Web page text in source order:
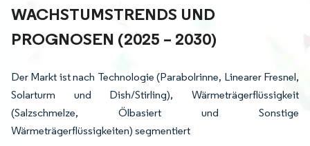
ACHSTUMSTRENDS UND P
ROGNOSEN (2025 – 2030)
Der Markt ist nach Technologie (Parabolrinne, Linearer Fresnel,
Solarturm und Dish/Stirling), Wärmeträgerflüssigkeit
(Salzschmelze, Ölbasiert und Sonstige
Wärmeträgerflüssigkeiten) segmentiert